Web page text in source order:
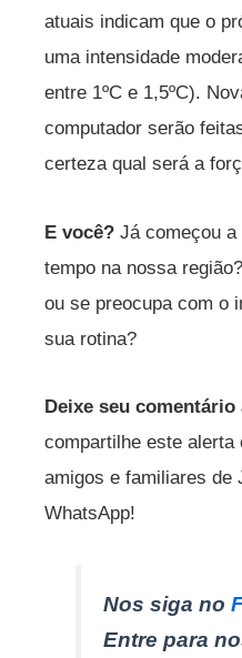
atuais indicam que o
uma intensidade
entre 1ºC e 1,5ºC).
computador serão
certeza qual será a
E você? Já começou
tempo na nossa
ou se preocupa com o
sua rotina?
Deixe seu
compartilhe este
amigos e familiares de
WhatsApp!
Nos siga no
Entre para